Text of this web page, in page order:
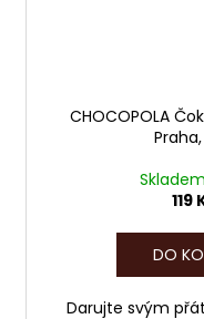
CHOCOPOLA
Skladem
119
DO
Darujte svým